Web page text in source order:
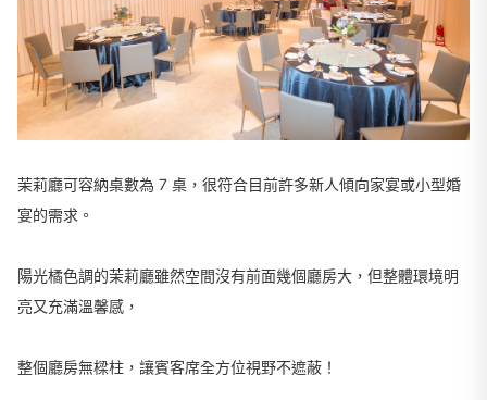
茉莉廳可容納桌數為 7 桌，很符合目前許多新人傾向家宴或小型婚
宴的需求。
陽光橘色調的茉莉廳雖然空間沒有前面幾個廳房大，但整體環境明
亮又充滿溫馨感，
整個廳房無樑柱，讓賓客席全方位視野不遮蔽！